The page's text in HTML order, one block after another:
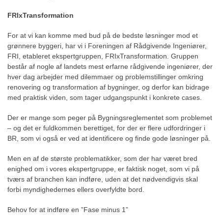
FRIxTransformation
For at vi kan komme med bud på de bedste løsninger mod et
grønnere byggeri, har vi i Foreningen af Rådgivende Ingeniører,
FRI, etableret ekspertgruppen, FRIxTransformation. Gruppen
består af nogle af landets mest erfarne rådgivende ingeniører, der
hver dag arbejder med dilemmaer og problemstillinger omkring
renovering og transformation af bygninger, og derfor kan bidrage
med praktisk viden, som tager udgangspunkt i konkrete cases.
Der er mange som peger på Bygningsreglementet som problemet
– og det er fuldkommen berettiget, for der er flere udfordringer i
BR, som vi også er ved at identificere og finde gode løsninger på.
Men en af de største problematikker, som der har været bred
enighed om i vores ekspertgruppe, er faktisk noget, som vi på
tværs af branchen kan indføre, uden at det nødvendigvis skal
forbi myndighedernes ellers overfyldte bord.
Behov for at indføre en ”Fase minus 1”